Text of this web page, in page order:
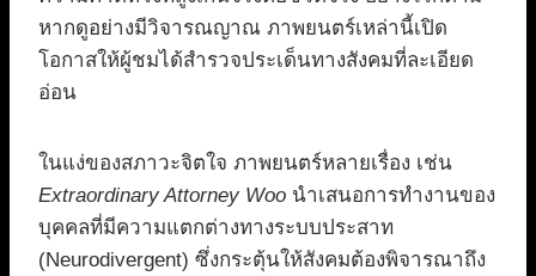
หากดูอย่างมีวิจารณญาณ ภาพยนตร์เหล่านี้เปิด
โอกาสให้ผู้ชมได้สำรวจประเด็นทางสังคมที่ละเอียด
อ่อน
ในแง่ของสภาวะจิตใจ ภาพยนตร์หลายเรื่อง เช่น
Extraordinary Attorney Woo นำเสนอการทำงานของ
บุคคลที่มีความแตกต่างทางระบบประสาท
(Neurodivergent) ซึ่งกระตุ้นให้สังคมต้องพิจารณาถึง